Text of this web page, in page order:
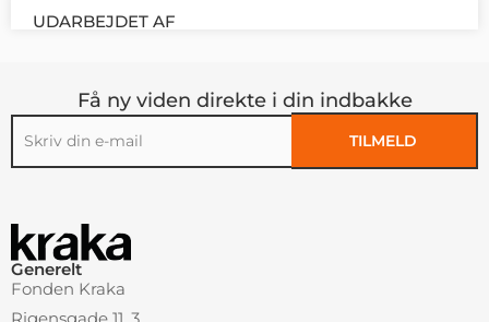
UDARBEJDET AF
Få ny viden direkte i din indbakke
TILMELD
Generelt
Fonden Kraka